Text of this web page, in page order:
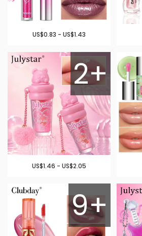
US$0.83 - US$1.43
2+
US$1.46 - US$2.05
9+